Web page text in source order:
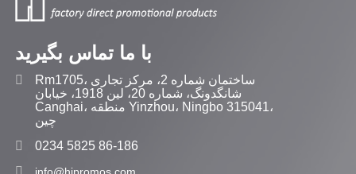
با ما تماس بگیرید
Rm1705، ساختمان شماره 2، مرکز تجاری
شانگدونگ، شماره 20، لین 1918، خیابان
Canghai، منطقه Yinzhou، Ningbo 315041،
چین
0234 5825 86-186